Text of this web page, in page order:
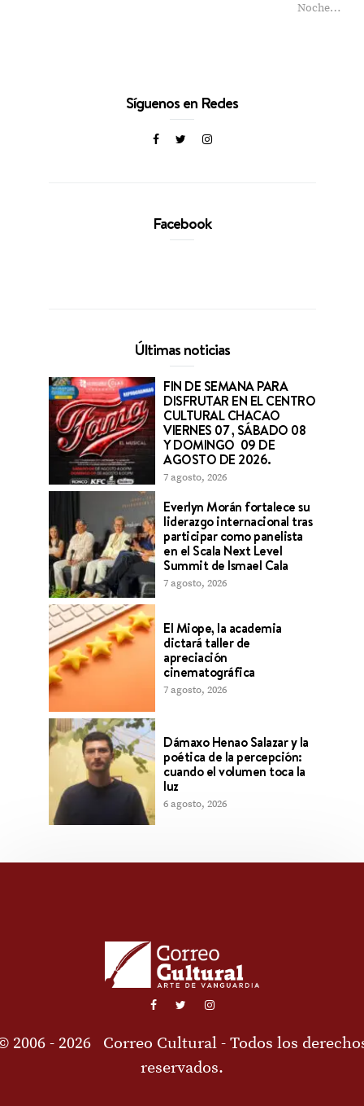
Noche…
Síguenos en Redes
Facebook
Últimas noticias
FIN DE SEMANA PARA
DISFRUTAR EN EL CENTRO
CULTURAL CHACAO
VIERNES 07 , SÁBADO 08
Y DOMINGO 09 DE
AGOSTO DE 2026.
7 agosto, 2026
Everlyn Morán fortalece su
liderazgo internacional tras
participar como panelista
en el Scala Next Level
Summit de Ismael Cala
7 agosto, 2026
El Miope, la academia
dictará taller de
apreciación
cinematográfica
7 agosto, 2026
Dámaxo Henao Salazar y la
poética de la percepción:
cuando el volumen toca la
luz
6 agosto, 2026
2006 - 2026 Correo Cultural - Todos los
reservados.